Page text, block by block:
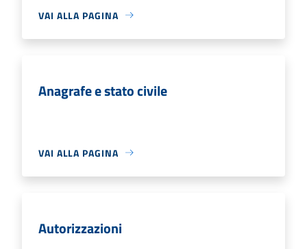
VAI ALLA PAGINA
Anagrafe e stato civile
VAI ALLA PAGINA
Autorizzazioni